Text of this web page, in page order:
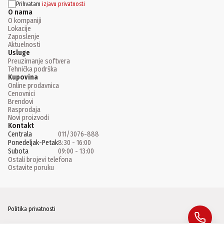
Prihvatam izjavu privatnosti
O nama
O kompaniji
Lokacije
Zaposlenje
Aktuelnosti
Usluge
Preuzimanje softvera
Tehnička podrška
Kupovina
Online prodavnica
Cenovnici
Brendovi
Rasprodaja
Novi proizvodi
Kontakt
Centrala
011/3076-888
Ponedeljak-Petak8:30 - 16:00
Subota
09:00 - 13:00
Ostali brojevi telefona
Ostavite poruku
Politika privatnosti